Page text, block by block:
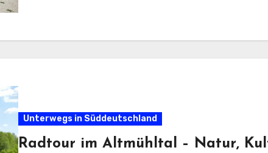
Unterwegs in Süddeutschland
Radtour im Altmühltal – Natur,